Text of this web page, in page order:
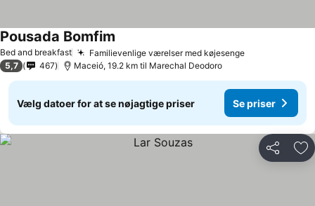
Bed and breakfast Familievenlige værelser med køjesenge
Pousada Bomfim
5,7 467 Maceió, 19.2 km til Marechal Deodoro
Vælg datoer for at se nøjagtige priser Se priser
Del